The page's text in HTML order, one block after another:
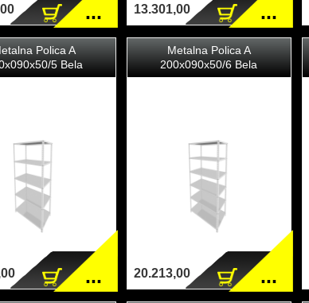
... 13.301,00 ...
Polica A
5 Bela
...
Metalna Polica A
200x090x50/6 Bela
20.213,00 ...